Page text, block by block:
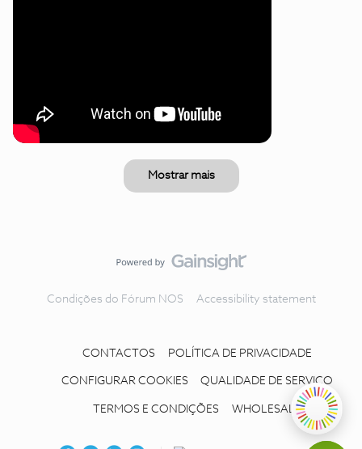
Mostrar mais
Condições do Fórum NOS Accessibility statement
CONTACTOS POLÍTICA DE PRIVACIDADE
CONFIGURAR COOKIES QUALIDADE DE SERVIÇO
TERMOS E CONDIÇÕES WHOLESALE